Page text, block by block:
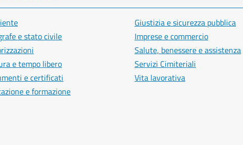
e stato civile
e tempo libero
e certificati
e formazione
Giustizia e sicurezza pubblica
Imprese e commercio
Salute, benessere e assistenza
Servizi Cimiteriali
Vita lavorativa